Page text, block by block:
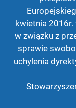
kwietnia
w związku z
sprawie
uchylenia